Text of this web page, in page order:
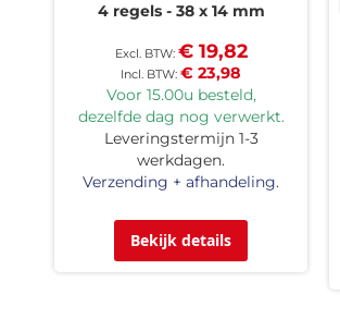
4 regels 38 x 14 mm
€ 23,98
€ 19,82
Voor 15.00u besteld,
dezelfde dag nog verwerkt.
Leveringstermijn 1-3
werkdagen.
Verzending + afhandeling.
Bekijk details